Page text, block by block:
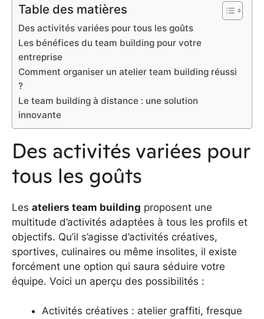
Table des matières
Des activités variées pour tous les goûts
Les bénéfices du team building pour votre
entreprise
Comment organiser un atelier team building réussi
?
Le team building à distance : une solution
innovante
Des activités variées pour
tous les goûts
Les ateliers team building proposent une
multitude d’activités adaptées à tous les profils et
objectifs. Qu’il s’agisse d’activités créatives,
sportives, culinaires ou même insolites, il existe
forcément une option qui saura séduire votre
équipe. Voici un aperçu des possibilités :
Activités créatives : atelier graffiti, fresque